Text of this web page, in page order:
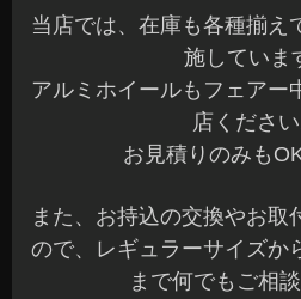
当店では、在庫も各種揃え
施していま
アルミホイールもフェアー
店くださ
お見積りのみも
また、お持込の交換やお取
ので、レギュラーサイズか
まで何でもご相